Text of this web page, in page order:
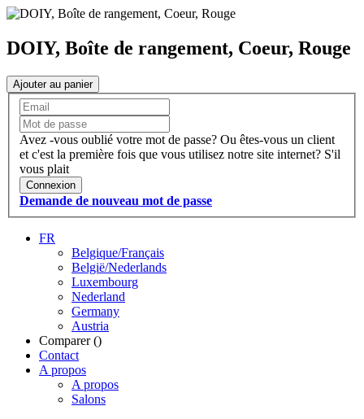
DOIY, Boîte de rangement, Coeur, Rouge
Ajouter au panier
Avez -vous oublié votre mot de passe? Ou êtes-vous un client
et c'est la première fois que vous utilisez notre site internet? S'il
vous plait
Connexion
Demande de nouveau mot de passe
FR
Belgique/Français
België/Nederlands
Luxembourg
Nederland
Germany
Austria
Comparer ()
Contact
A propos
A propos
Salons